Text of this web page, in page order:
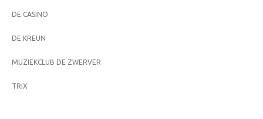
DE CASINO
DE KREUN
MUZIEKCLUB DE ZWERVER
TRIX